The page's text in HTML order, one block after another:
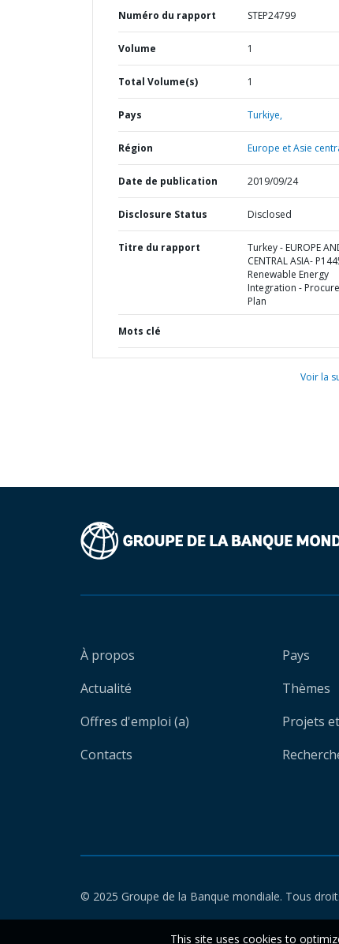
Numéro du rapport STEP24799
Volume 1
Total Volume(s) 1
Pays Turkiye,
Région Europe et Asie
Date de publication 2019/09/24
Disclosure Status Disclosed
Titre du rapport
Turkey - EUROPE
CENTRAL ASIA-
Renewable Energy
Integration -
Plan
Mots clé
Voir la
À propos
Actualité
Offres d'emploi (a)
Contacts
Pays
Thèmes
Projets
© 2025 Groupe de la Banque mondiale. Tous
This site uses cookies to